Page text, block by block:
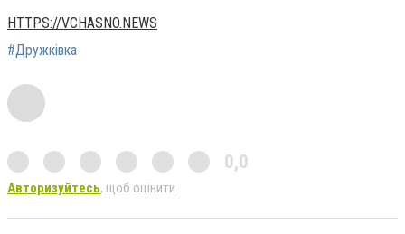
HTTPS://VCHASNO.NEWS
#Дружківка
0,0
Авторизуйтесь, щоб оцінити